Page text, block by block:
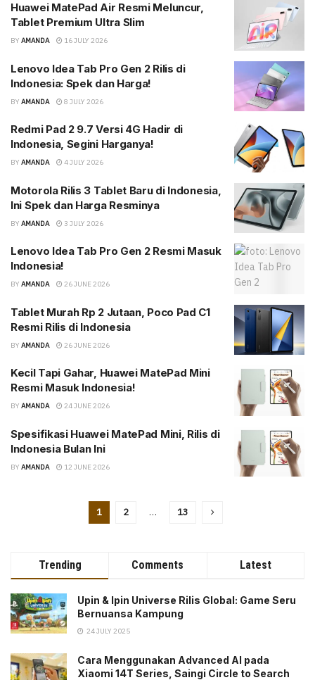
Huawei MatePad Air Resmi Meluncur,
Tablet Premium Ultra Slim
BY AMANDA 16 JULY 2026
Lenovo Idea Tab Pro Gen 2 Rilis di
Indonesia: Spek dan Harga!
BY AMANDA 8 JULY 2026
Redmi Pad 2 9.7 Versi 4G Hadir di
Indonesia, Segini Harganya!
BY AMANDA 4 JULY 2026
Motorola Rilis 3 Tablet Baru di Indonesia,
Ini Spek dan Harga Resminya
BY AMANDA 3 JULY 2026
Lenovo Idea Tab Pro Gen 2 Resmi Masuk
Indonesia!
BY AMANDA 26 JUNE 2026
Tablet Murah Rp 2 Jutaan, Poco Pad C1
Resmi Rilis di Indonesia
BY AMANDA 26 JUNE 2026
Kecil Tapi Gahar, Huawei MatePad Mini
Resmi Masuk Indonesia!
BY AMANDA 24 JUNE 2026
Spesifikasi Huawei MatePad Mini, Rilis di
Indonesia Bulan Ini
BY AMANDA 12 JUNE 2026
1 2 … 13
Trending Comments Latest
Upin & Ipin Universe Rilis Global: Game Seru
Bernuansa Kampung
24 JULY 2025
Cara Menggunakan Advanced AI pada
Xiaomi 14T Series, Saingi Circle to Search